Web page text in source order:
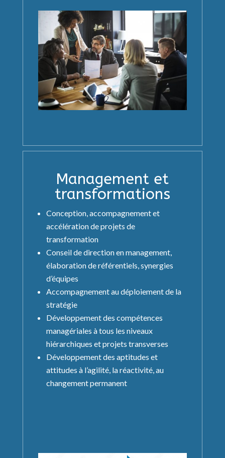
Management et
transformations
Conception, accompagnement et
accélération de projets de
transformation
Conseil de direction en management,
élaboration de référentiels, synergies
d’équipes
Accompagnement au déploiement de la
stratégie
Développement des compétences
managériales à tous les niveaux
hiérarchiques et projets transverses
Développement des aptitudes et
attitudes à l’agilité, la réactivité, au
changement permanent